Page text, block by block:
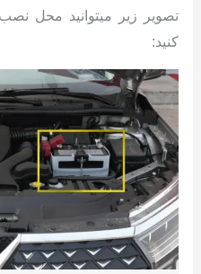
تصویر زیر میتوانید محل
کنید: